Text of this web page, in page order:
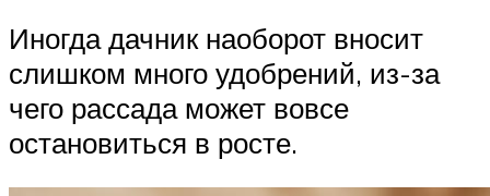
Иногда дачник наоборот вносит
слишком много удобрений, из-за
чего рассада может вовсе
остановиться в росте.